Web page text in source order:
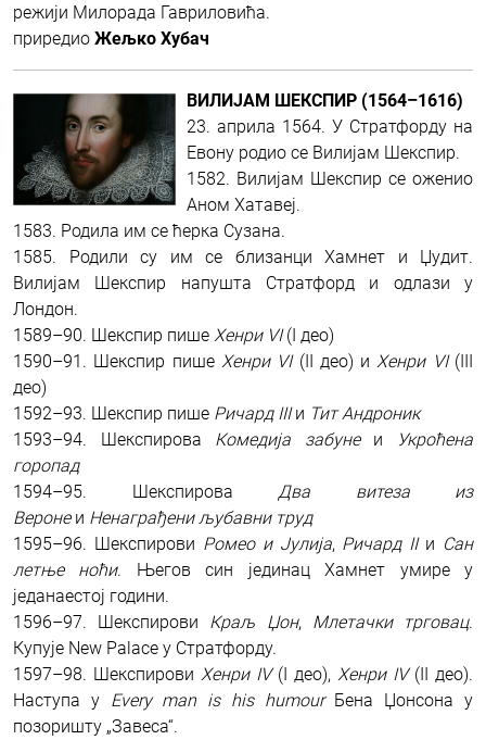
режији Милорада Гавриловића.
приредио Жељко Хубач
ВИЛИЈАМ ШЕКСПИР (1564–1616)
23. априла 1564. У Стратфорду на
Евону родио се Вилијам Шекспир.
1582. Вилијам Шекспир се оженио
Аном Хатавеј.
1583. Родила им се ћерка Сузана.
1585. Родили су им се близанци Хамнет и Џудит.
Вилијам Шекспир напушта Стратфорд и одлази у
Лондон.
1589–90. Шекспир пише Хенри VI(I дeо)
1590–91. Шекспир пише Хенри VI(II део) и Хенри VI(III
део)
1592–93. Шекспир пише Ричард IIIи Тит Андроник
1593–94. Шекспирова Комедија забунеи
Укроћена
горопад
1594–95. Шекспирова
Два витеза из
Веронеи Ненаграђени љубавни труд
1595–96. Шекспирови Ромео и Јулија, Ричард II и Сан
летње ноћи. Његов син јединац Хамнет умире у
једанаестој години.
1596–97. Шекспирови Краљ Џон, Млетачки трговац.
Купује New Palace у Стратфорду.
1597–98. Шекспирови Хенри IV(I део), Хенри IV(II део).
Наступа у Every man is his humourБена Џонсона у
позоришту „Завеса“.